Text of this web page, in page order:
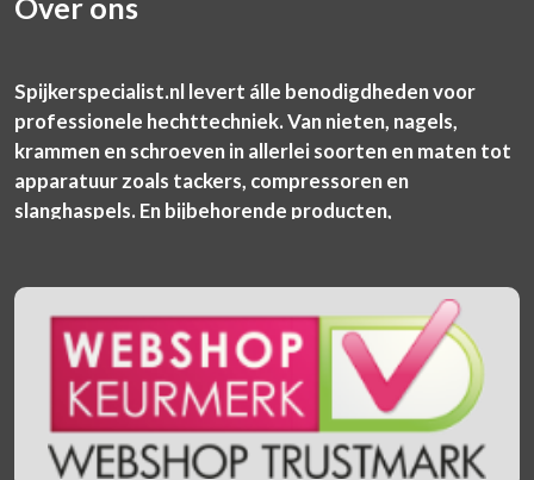
Over ons
Spijkerspecialist.nl levert álle benodigdheden voor
professionele hechttechniek. Van nieten, nagels,
krammen en schroeven in allerlei soorten en maten tot
apparatuur zoals tackers, compressoren en
slanghaspels. En bijbehorende producten,